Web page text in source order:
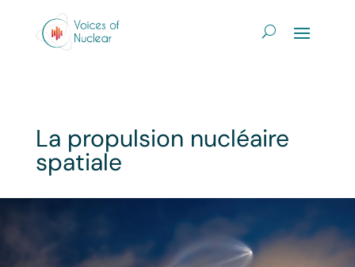
La propulsion nucléaire
spatiale